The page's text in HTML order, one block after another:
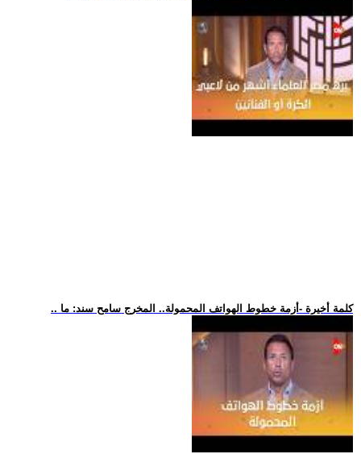
.. كلمة أخيرة -أزمة خطوط الهواتف المحمولة.. المخرج سامح سند: ما